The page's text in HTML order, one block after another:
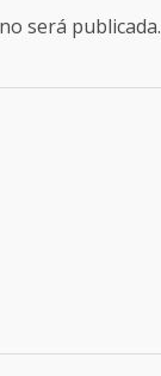
será publicada.